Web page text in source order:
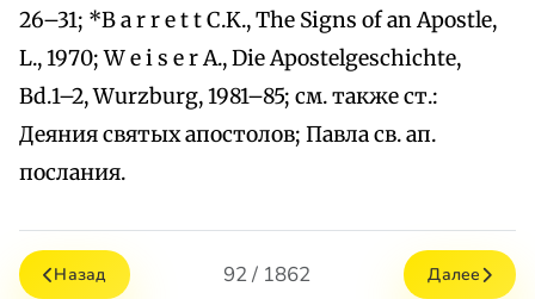
26–31; *B a r r e t t C.K., The Signs of an Apostle,
L., 1970; W e i s e r A., Die Apostelgeschichte,
Bd.1–2, Wurzburg, 1981–85; см. также ст.:
Деяния святых апостолов; Павла св. ап.
послания.
Назад 92 / 1862 Далее